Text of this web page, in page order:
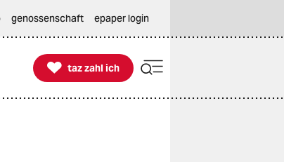
genossenschaft epaper login

taz zahl ich
taz zahl ich